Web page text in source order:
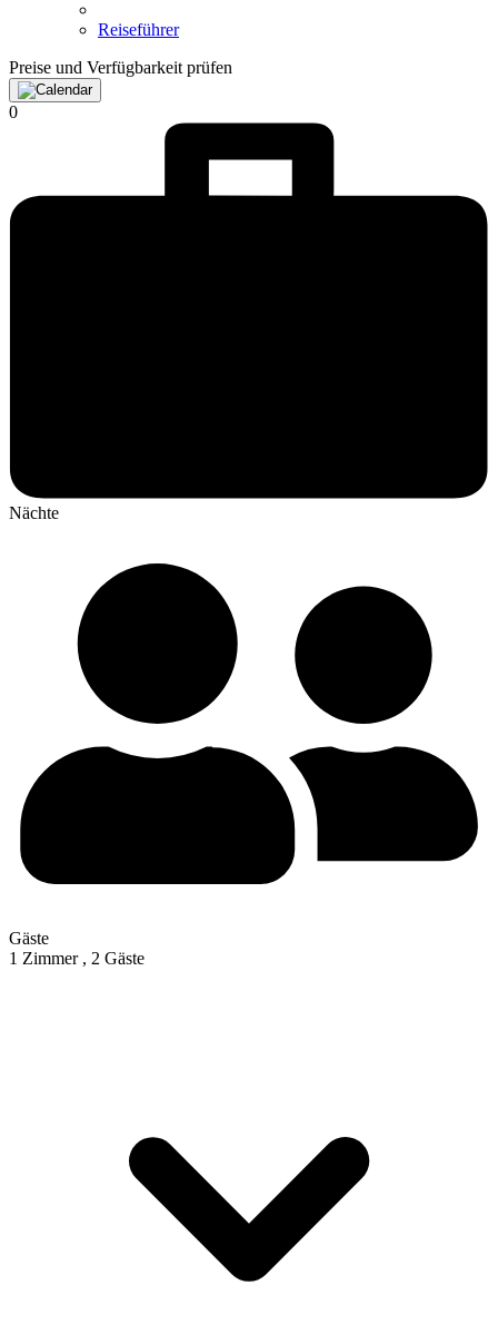
Reiseführer
Preise und Verfügbarkeit prüfen
0
Nächte
Gäste
1 Zimmer , 2 Gäste